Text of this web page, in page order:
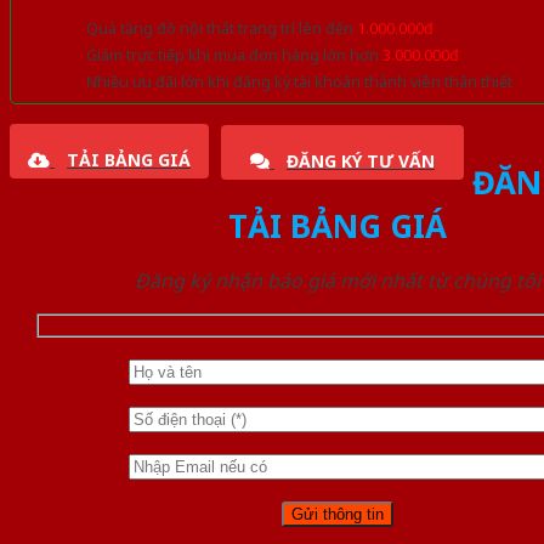
Quà tặng đồ nội thất trang trí lên đến 1.000.000đ
Giảm trực tiếp khi mua đơn hàng lớn hơn 3.000.000đ
Nhiều ưu đãi lớn khi đăng ký tài khoản thành viên thân thiết
TẢI BẢNG GIÁ ĐĂNG KÝ TƯ VẤN
TẢI BẢNG GIÁ
Đăng ký nhận báo giá mới nhất từ chúng tôi